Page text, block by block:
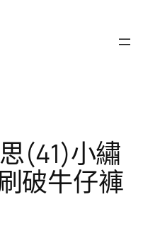
(41)小繡
破牛仔褲